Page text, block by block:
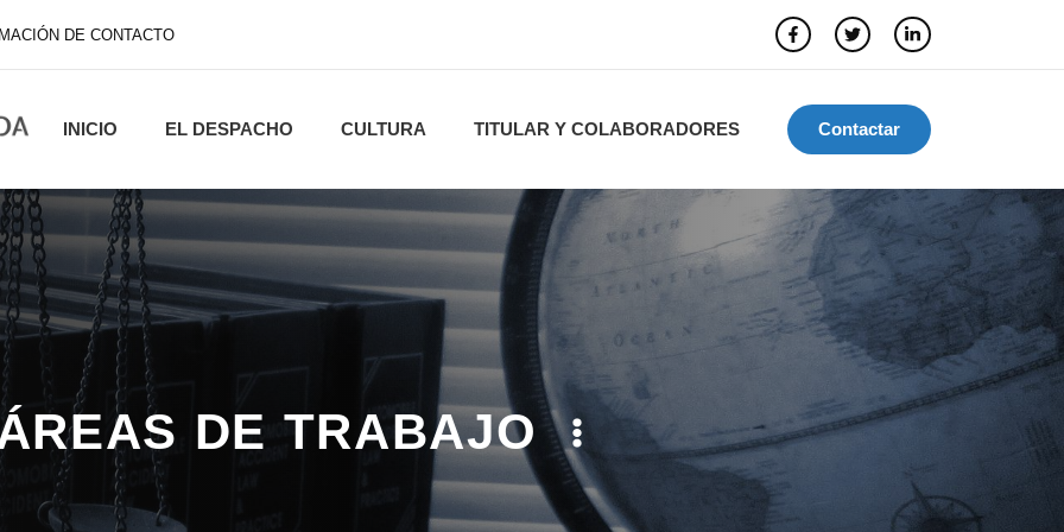
DE CONTACTO
INICIO EL DESPACHO CULTURA TITULAR Y COLABORADORES Contactar
DE TRABAJO